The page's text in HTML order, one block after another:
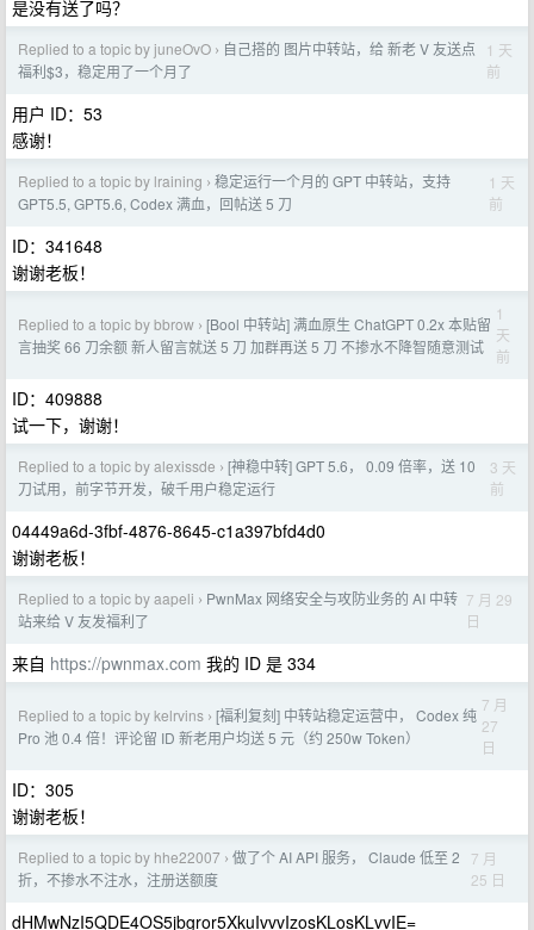
是没有送了吗？
Replied to a topic by juneOvO › 自己搭的 图片中转站，给 新老 V 友送点
福利$3，稳定用了一个月了
1 天
前
用户 ID：53
感谢！
Replied to a topic by lraining › 稳定运行一个月的 GPT 中转站，支持
GPT5.5, GPT5.6, Codex 满血，回帖送 5 刀
1 天
前
ID：341648
谢谢老板！
Replied to a topic by bbrow › [Bool 中转站] 满血原生 ChatGPT 0.2x 本贴留
言抽奖 66 刀余额 新人留言就送 5 刀 加群再送 5 刀 不掺水不降智随意测试
1
天
前
ID：409888
试一下，谢谢！
Replied to a topic by alexissde › [神稳中转] GPT 5.6， 0.09 倍率，送 10
刀试用，前字节开发，破千用户稳定运行
3 天
前
04449a6d-3fbf-4876-8645-c1a397bfd4d0
谢谢老板！
Replied to a topic by aapeli › PwnMax 网络安全与攻防业务的 AI 中转
站来给 V 友发福利了
7 月 29
日
来自 https://pwnmax.com 我的 ID 是 334
Replied to a topic by kelrvins › [福利复刻] 中转站稳定运营中， Codex 纯
Pro 池 0.4 倍！评论留 ID 新老用户均送 5 元（约 250w Token）
7 月
27
日
ID：305
谢谢老板！
Replied to a topic by hhe22007 › 做了个 AI API 服务， Claude 低至 2
折，不掺水不注水，注册送额度
7 月
25 日
dHMwNzI5QDE4OS5jbgror5XkuIvvvIzosKLosKLvvIE=